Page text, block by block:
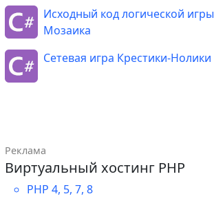
Исходный код логической игры
Мозаика
Сетевая игра Крестики-Нолики
Реклама
Виртуальный хостинг PHP
PHP 4, 5, 7, 8